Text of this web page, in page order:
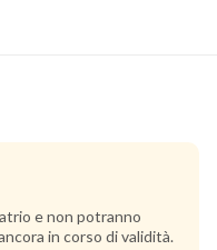
e non potranno
in corso di validità.